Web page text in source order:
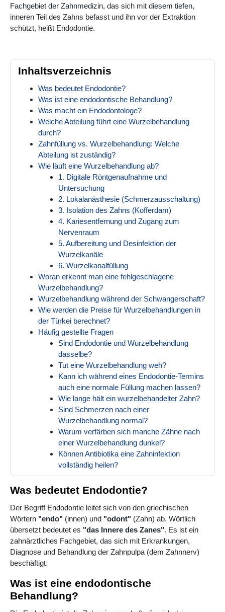
Fachgebiet der Zahnmedizin, das sich mit diesem tiefen,
inneren Teil des Zahns befasst und ihn vor der Extraktion
schützt, heißt Endodontie.
Inhaltsverzeichnis
Was bedeutet Endodontie?
Was ist eine endodontische Behandlung?
Was macht ein Endodontologe?
Welche Abteilung führt eine Wurzelbehandlung
durch?
Zahnfüllung vs. Wurzelbehandlung: Welche
Abteilung ist zuständig?
Wie läuft eine Wurzelbehandlung ab?
1. Digitale Röntgenaufnahme und
Untersuchung
2. Lokalanästhesie (Schmerzausschaltung)
3. Isolation des Zahns (Kofferdam)
4. Kariesentfernung und Zugang zum
Nervenraum
5. Aufbereitung und Desinfektion der
Wurzelkanäle
6. Wurzelkanalfüllung
Woran erkennt man eine fehlgeschlagene
Wurzelbehandlung?
Wurzelbehandlung während der Schwangerschaft?
Wie werden die Preise für Wurzelbehandlungen in
der Türkei berechnet?
Häufig gestellte Fragen
Sind Endodontie und Wurzelbehandlung
dasselbe?
Tut eine Wurzelbehandlung weh?
Kann ich während eines Endodontie-Termins
auch eine normale Füllung machen lassen?
Wie lange hält ein wurzelbehandelter Zahn?
Sind Schmerzen nach einer
Wurzelbehandlung normal?
Warum verfärben sich manche Zähne nach
einer Wurzelbehandlung dunkel?
Können Antibiotika eine Zahninfektion
vollständig heilen?
Was bedeutet Endodontie?
Der Begriff Endodontie leitet sich von den griechischen
Wörtern "endo" (innen) und "odont" (Zahn) ab. Wörtlich
übersetzt bedeutet es "das Innere des Zanes". Es ist ein
zahnärztliches Fachgebiet, das sich mit Erkrankungen,
Diagnose und Behandlung der Zahnpulpa (dem Zahnnerv)
beschäftigt.
Was ist eine endodontische
Behandlung?